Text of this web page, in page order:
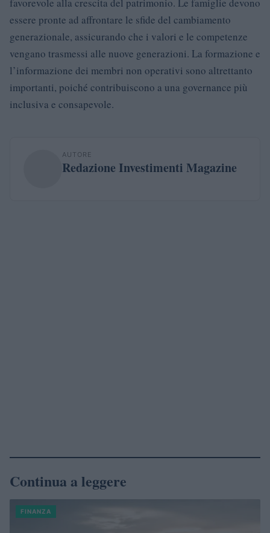
essere pronte ad affrontare le sfide del cambiamento
generazionale, assicurando che i valori e le competenze
vengano trasmessi alle nuove generazioni. La formazione e
l’informazione dei membri non operativi sono altrettanto
importanti, poiché contribuiscono a una governance più
inclusiva e consapevole.
AUTORE
Redazione Investimenti Magazine
Continua a leggere
FINANZA